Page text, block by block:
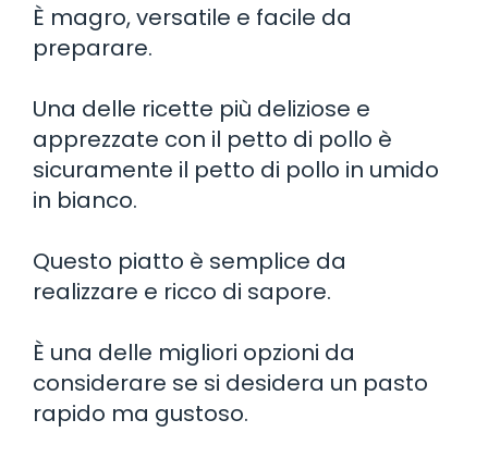
È magro, versatile e facile da
preparare.
Una delle ricette più deliziose e
apprezzate con il petto di pollo è
sicuramente il petto di pollo in umido
in bianco.
Questo piatto è semplice da
realizzare e ricco di sapore.
È una delle migliori opzioni da
considerare se si desidera un pasto
rapido ma gustoso.